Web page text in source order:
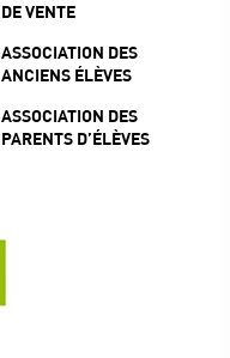
DE VENTE
ASSOCIATION DES
ANCIENS ÉLÈVES
ASSOCIATION DES
PARENTS D’ÉLÈVES